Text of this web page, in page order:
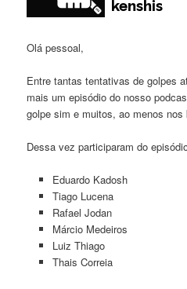
Olá pessoal,
Entre tantas tentativas de golpes
mais um episódio do nosso
golpe sim e muitos, ao menos
Dessa vez participaram do
Eduardo Kadosh
Tiago Lucena
Rafael Jodan
Márcio Medeiros
Luiz Thiago
Thais Correia